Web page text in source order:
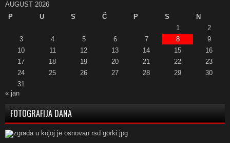
AUGUST 2026
P
U S Č P S
N
1
2
3
4 5 6 7 8
9
10
11 12 13 14 15
16
17
18 19 20 21 22
23
24
25 26 27 28 29
30
31
« jan
FOTOGRAFIJA DANA